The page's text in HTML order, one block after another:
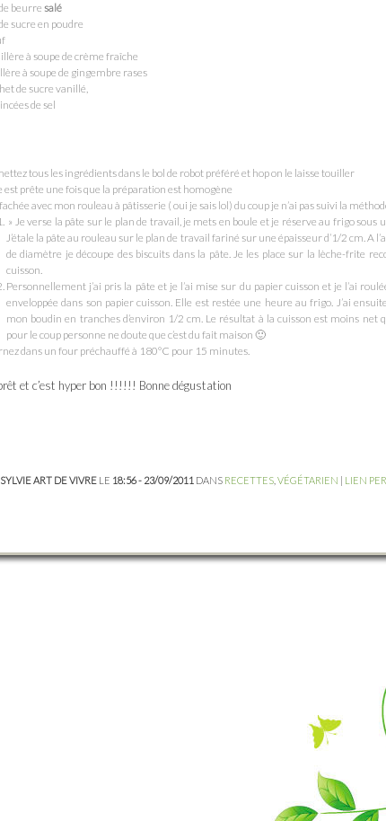
beurre salé
sucre en poudre
à soupe de crème fraîche
à soupe de gingembre rases
de sucre vanillé,
de sel
tous les ingrédients dans le bol de robot préféré et hop on le laisse touiller
est prête une fois que la préparation est homogène
fachée avec mon rouleau à pâtisserie ( oui je sais lol) du coup je n’ai pas suivi la
» Je verse la pâte sur le plan de travail, je mets en boule et je réserve au frigo
J’étale la pâte au rouleau sur le plan de travail fariné sur une épaisseur d’1/2 cm. A
de diamètre je découpe des biscuits dans la pâte. Je les place sur la lèche-frite
cuisson.
Personnellement j’ai pris la pâte et je l’ai mise sur du papier cuisson et je l’ai
enveloppée dans son papier cuisson. Elle est restée une heure au frigo. J’ai
mon boudin en tranches d’environ 1/2 cm. Le résultat à la cuisson est moins net
pour le coup personne ne doute que c’est du fait maison 🙂
dans un four préchauffé à 180°C pour 15 minutes.
et c’est hyper bon !!!!!! Bonne dégustation
SYLVIE ART DE VIVRE LE 18:56 - 23/09/2011 DANS RECETTES VÉGÉTARIEN LIEN